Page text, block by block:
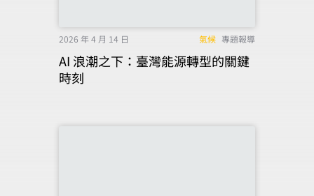
2026 年 4 月 14 日 氣候 專題報導
AI 浪潮之下：臺灣能源轉型的關鍵
時刻